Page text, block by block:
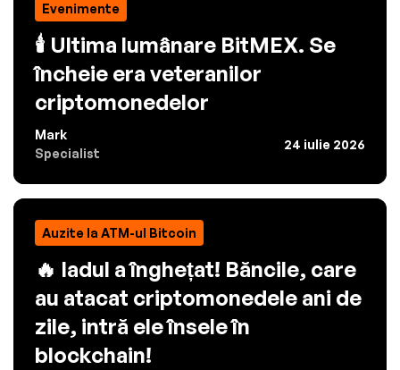
Evenimente
🕯️ Ultima lumânare BitMEX. Se
încheie era veteranilor
criptomonedelor
Mark
Specialist
24 iulie 2026
Auzite la ATM-ul Bitcoin
🔥 Iadul a înghețat! Băncile, care
au atacat criptomonedele ani de
zile, intră ele însele în
blockchain!